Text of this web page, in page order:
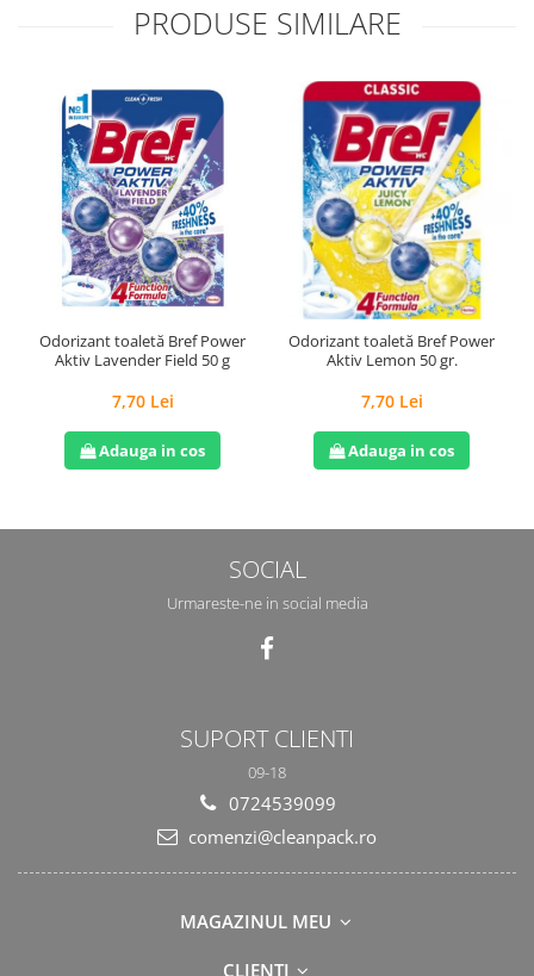
PRODUSE SIMILARE
Odorizant toaletă Bref Power
Aktiv Lavender Field 50 g
7,70 Lei
Adauga in cos
Odorizant toaletă Bref Power
Aktiv Lemon 50 gr.
7,70 Lei
Adauga in cos
SOCIAL
Urmareste-ne in social media
SUPORT CLIENTI
09-18
0724539099
comenzi@cleanpack.ro
MAGAZINUL MEU
CLIENTI